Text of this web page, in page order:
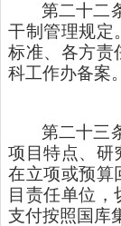
第二十二
干制管理规定
标准、各方责
科工作办备案。
第二十三
项目特点、研
在立项或预算
目责任单位，
支付按照国库